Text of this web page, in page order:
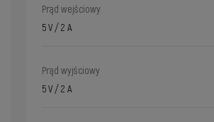
Prąd wejściowy
5 V / 2 A
Prąd wyjściowy
5 V / 2 A